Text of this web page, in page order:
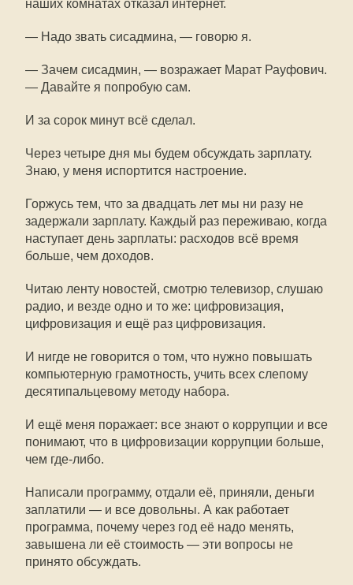
наших комнатах отказал интернет.
— Надо звать сисадмина, — говорю я.
— Зачем сисадмин, — возражает Марат Рауфович.
— Давайте я попробую сам.
И за сорок минут всё сделал.
Через четыре дня мы будем обсуждать зарплату.
Знаю, у меня испортится настроение.
Горжусь тем, что за двадцать лет мы ни разу не
задержали зарплату. Каждый раз переживаю, когда
наступает день зарплаты: расходов всё время
больше, чем доходов.
Читаю ленту новостей, смотрю телевизор, слушаю
радио, и везде одно и то же: цифровизация,
цифровизация и ещё раз цифровизация.
И нигде не говорится о том, что нужно повышать
компьютерную грамотность, учить всех слепому
десятипальцевому методу набора.
И ещё меня поражает: все знают о коррупции и все
понимают, что в цифровизации коррупции больше,
чем где-либо.
Написали программу, отдали её, приняли, деньги
заплатили — и все довольны. А как работает
программа, почему через год её надо менять,
завышена ли её стоимость — эти вопросы не
принято обсуждать.